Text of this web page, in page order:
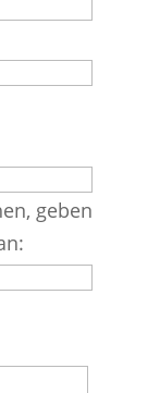
geben